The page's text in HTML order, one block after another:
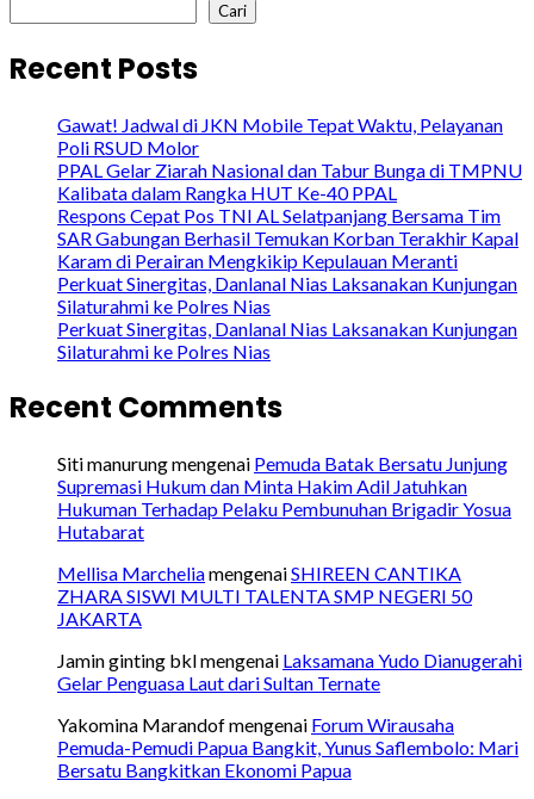
Cari
Recent Posts
Gawat! Jadwal di JKN Mobile Tepat Waktu, Pelayanan
Poli RSUD Molor
PPAL Gelar Ziarah Nasional dan Tabur Bunga di TMPNU
Kalibata dalam Rangka HUT Ke-40 PPAL
Respons Cepat Pos TNI AL Selatpanjang Bersama Tim
SAR Gabungan Berhasil Temukan Korban Terakhir Kapal
Karam di Perairan Mengkikip Kepulauan Meranti
Perkuat Sinergitas, Danlanal Nias Laksanakan Kunjungan
Silaturahmi ke Polres Nias
Perkuat Sinergitas, Danlanal Nias Laksanakan Kunjungan
Silaturahmi ke Polres Nias
Recent Comments
Siti manurungmengenai Pemuda Batak Bersatu Junjung
Supremasi Hukum dan Minta Hakim Adil Jatuhkan
Hukuman Terhadap Pelaku Pembunuhan Brigadir Yosua
Hutabarat
Mellisa MarcheliamengenaiSHIREEN CANTIKA
ZHARA SISWI MULTI TALENTA SMP NEGERI 50
JAKARTA
Jamin ginting bklmengenai Laksamana Yudo Dianugerahi
Gelar Penguasa Laut dari Sultan Ternate
Yakomina Marandofmengenai Forum Wirausaha
Pemuda-Pemudi Papua Bangkit, Yunus Saflembolo: Mari
Bersatu Bangkitkan Ekonomi Papua